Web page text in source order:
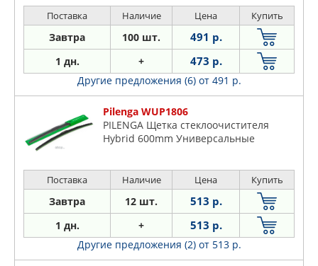
Поставка Наличие Цена Купить
Завтра 100 шт. 491 р.
1 дн. + 473 р.
Другие предложения (6) от 491 р.
Pilenga WUP1806
PILENGA Щетка стеклоочистителя
Hybrid 600mm Универсальные
Поставка Наличие Цена Купить
Завтра 12 шт. 513 р.
1 дн. + 513 р.
Другие предложения (2) от 513 р.